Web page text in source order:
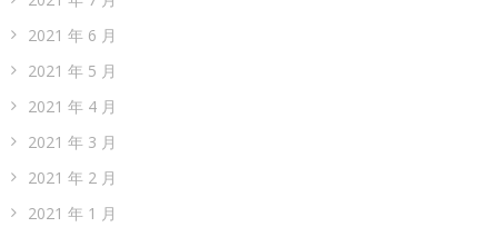
2021 年 6 月
2021 年 5 月
2021 年 4 月
2021 年 3 月
2021 年 2 月
2021 年 1 月